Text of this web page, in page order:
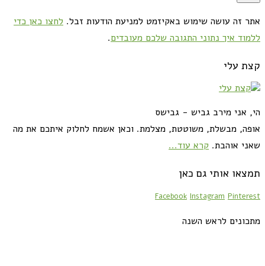
אתר זה עושה שימוש באקיזמט למניעת הודעות זבל. לחצו כאן כדי
ללמוד איך נתוני התגובה שלכם מעובדים.
קצת עלי
הי, אני מירב גביש - גבישס
אופה, מבשלת, משוטטת, מצלמת. וכאן אשמח לחלוק איתכם את מה
שאני אוהבת. קרא עוד...
תמצאו אותי גם כאן
Facebook Instagram Pinterest
מתכונים לראש השנה